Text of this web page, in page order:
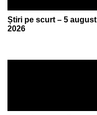
Știri pe scurt – 5 august
2026